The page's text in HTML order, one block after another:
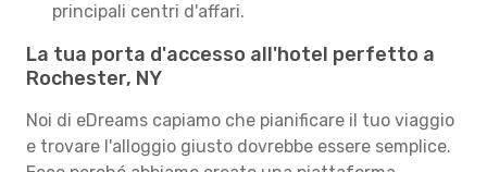
principali centri d'affari.
La tua porta d'accesso all'hotel perfetto a
Rochester, NY
Noi di eDreams capiamo che pianificare il tuo viaggio
e trovare l'alloggio giusto dovrebbe essere semplice.